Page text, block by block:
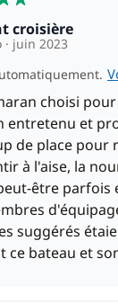
croisière
juin 2023
choisi
entretenu et
de place pour
à l'aise, la
être parfois
suggérés
ce bateau et